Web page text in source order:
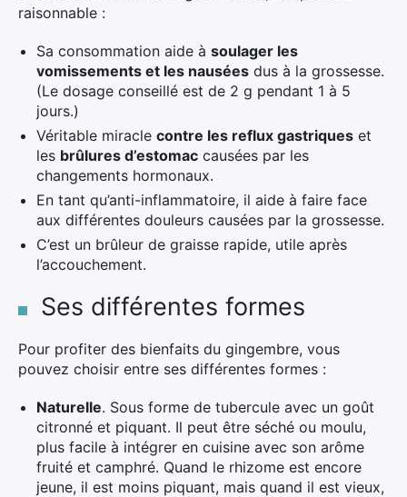
raisonnable :
Sa consommation aide à soulager les
vomissements et les nausées dus à la grossesse.
(Le dosage conseillé est de 2 g pendant 1 à 5
jours.)
Véritable miracle contre les reflux gastriques et
les brûlures d’estomac causées par les
changements hormonaux.
En tant qu’anti-inflammatoire, il aide à faire face
aux différentes douleurs causées par la grossesse.
C’est un brûleur de graisse rapide, utile après
l’accouchement.
Ses différentes formes
Pour profiter des bienfaits du gingembre, vous
pouvez choisir entre ses différentes formes :
Naturelle. Sous forme de tubercule avec un goût
citronné et piquant. Il peut être séché ou moulu,
plus facile à intégrer en cuisine avec son arôme
fruité et camphré. Quand le rhizome est encore
jeune, il est moins piquant, mais quand il est vieux,
Rechercher